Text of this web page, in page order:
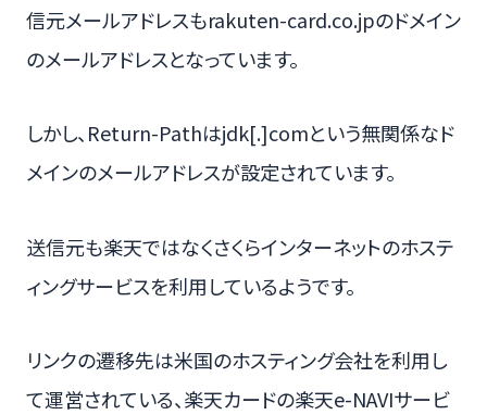
信元メールアドレスもrakuten-card.co.jpのドメイン
のメールアドレスとなっています。
しかし、Return-Pathはjdk[.]comという無関係なド
メインのメールアドレスが設定されています。
送信元も楽天ではなくさくらインターネットのホステ
ィングサービスを利用しているようです。
リンクの遷移先は米国のホスティング会社を利用し
て運営されている、楽天カードの楽天e-NAVIサービ